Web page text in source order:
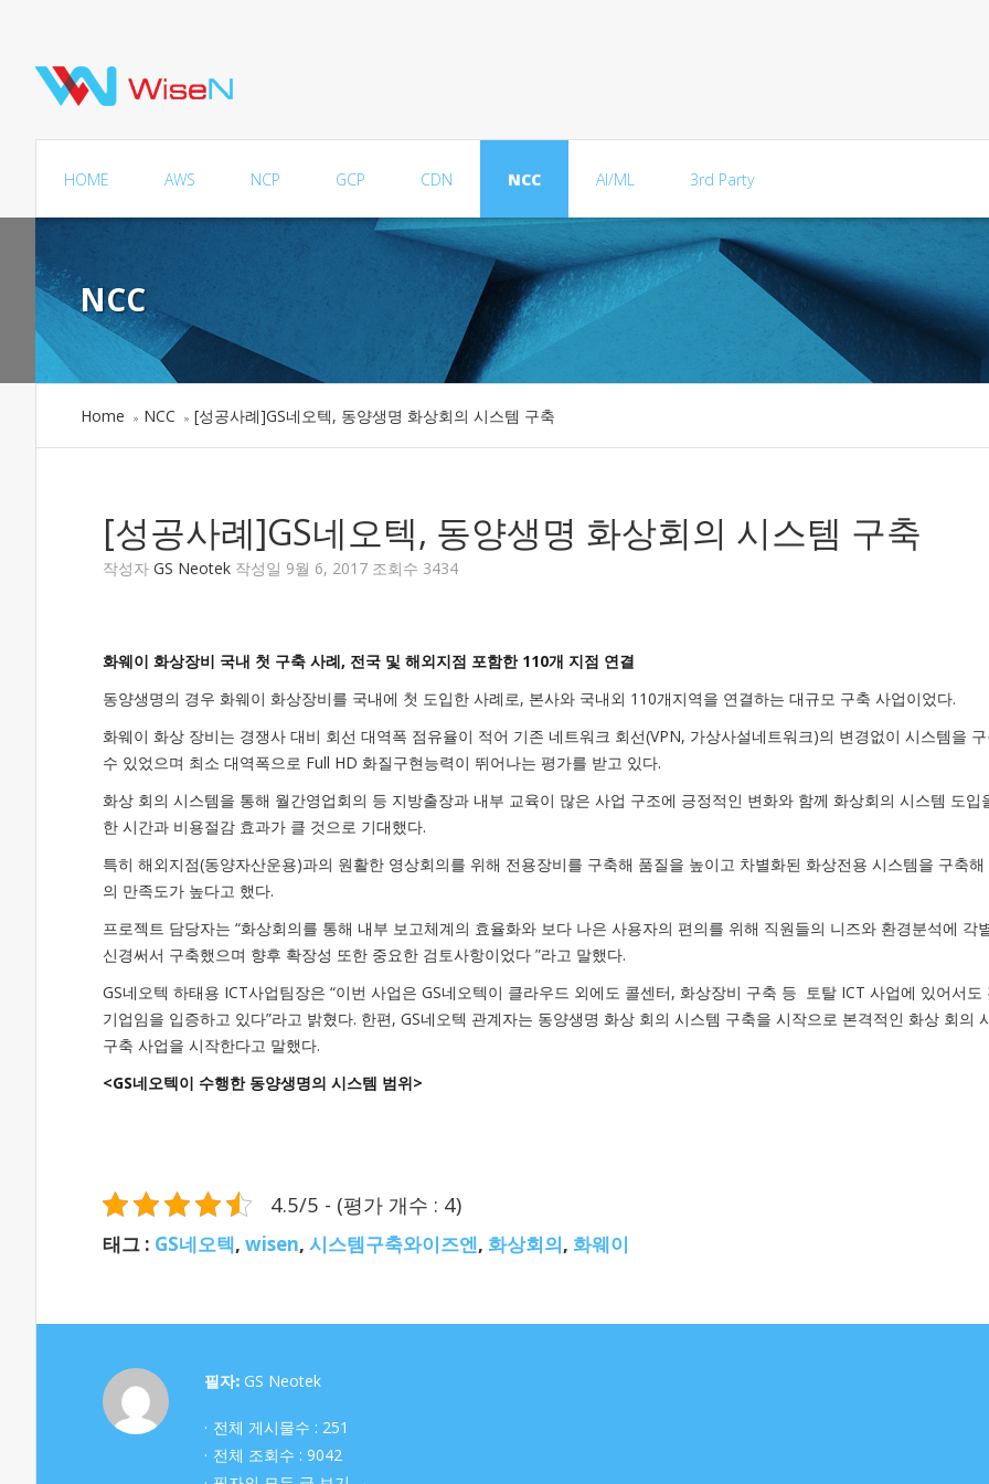
HOME AWS NCP GCP CDN NCC AI/ML 3rd Party
NCC
Home » NCC » [성공사례]GS네오텍, 동양생명 화상회의 시스템 구축
[성공사례]GS네오텍, 동양생명 화상회의 시스템 구축
작성자 GS Neotek 작성일 9월 6, 2017 조회수 3434
화웨이 화상장비 국내 첫 구축 사례, 전국 및 해외지점 포함한 110개 지점 연결
동양생명의 경우 화웨이 화상장비를 국내에 첫 도입한 사례로, 본사와 국내외 110개지역을 연결하는 대규모 구축 사업이었다.
화웨이 화상 장비는 경쟁사 대비 회선 대역폭 점유율이 적어 기존 네트워크 회선(VPN, 가상사설네트워크)의 변경없이 시스템을
수 있었으며 최소 대역폭으로 Full HD 화질구현능력이 뛰어나는 평가를 받고 있다.
화상 회의 시스템을 통해 월간영업회의 등 지방출장과 내부 교육이 많은 사업 구조에 긍정적인 변화와 함께 화상회의 시스템 도입
한 시간과 비용절감 효과가 클 것으로 기대했다.
특히 해외지점(동양자산운용)과의 원활한 영상회의를 위해 전용장비를 구축해 품질을 높이고 차별화된 화상전용 시스템을 구축해
의 만족도가 높다고 했다.
프로젝트 담당자는 “화상회의를 통해 내부 보고체계의 효율화와 보다 나은 사용자의 편의를 위해 직원들의 니즈와 환경분석에 각
신경써서 구축했으며 향후 확장성 또한 중요한 검토사항이었다 ”라고 말했다.
GS네오텍 하태용 ICT사업팀장은 “이번 사업은 GS네오텍이 클라우드 외에도 콜센터, 화상장비 구축 등 토탈 ICT 사업에 있어서도
기업임을 입증하고 있다”라고 밝혔다. 한편, GS네오텍 관계자는 동양생명 화상 회의 시스템 구축을 시작으로 본격적인 화상 회의
구축 사업을 시작한다고 말했다.
<GS네오텍이 수행한 동양생명의 시스템 범위>
4.5/5 - (평가 개수 : 4)
태그 : GS네오텍, wisen, 시스템구축와이즈엔, 화상회의, 화웨이
필자: GS Neotek
전체 게시물수 : 251
전체 조회수 : 9042